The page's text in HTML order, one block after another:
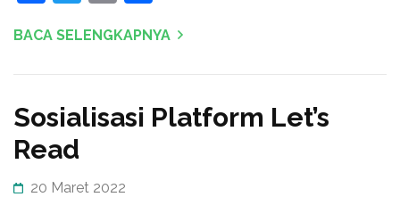
BACA SELENGKAPNYA
Sosialisasi Platform Let’s
Read
20 Maret 2022